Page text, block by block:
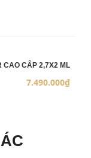
CAO CẤP 2,7X2 ML
7.490.000₫